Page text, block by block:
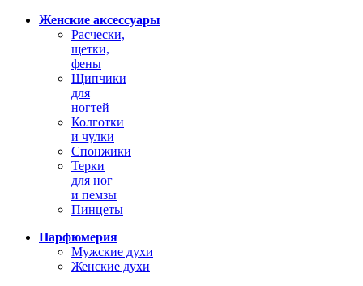
Женские аксессуары
Расчески,
щетки,
фены
Щипчики
для
ногтей
Колготки
и чулки
Спонжики
Терки
для ног
и пемзы
Пинцеты
Парфюмерия
Мужские духи
Женские духи